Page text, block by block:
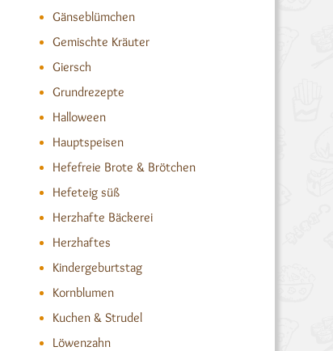
Gänseblümchen
Gemischte Kräuter
Giersch
Grundrezepte
Halloween
Hauptspeisen
Hefefreie Brote & Brötchen
Hefeteig süß
Herzhafte Bäckerei
Herzhaftes
Kindergeburtstag
Kornblumen
Kuchen & Strudel
Löwenzahn